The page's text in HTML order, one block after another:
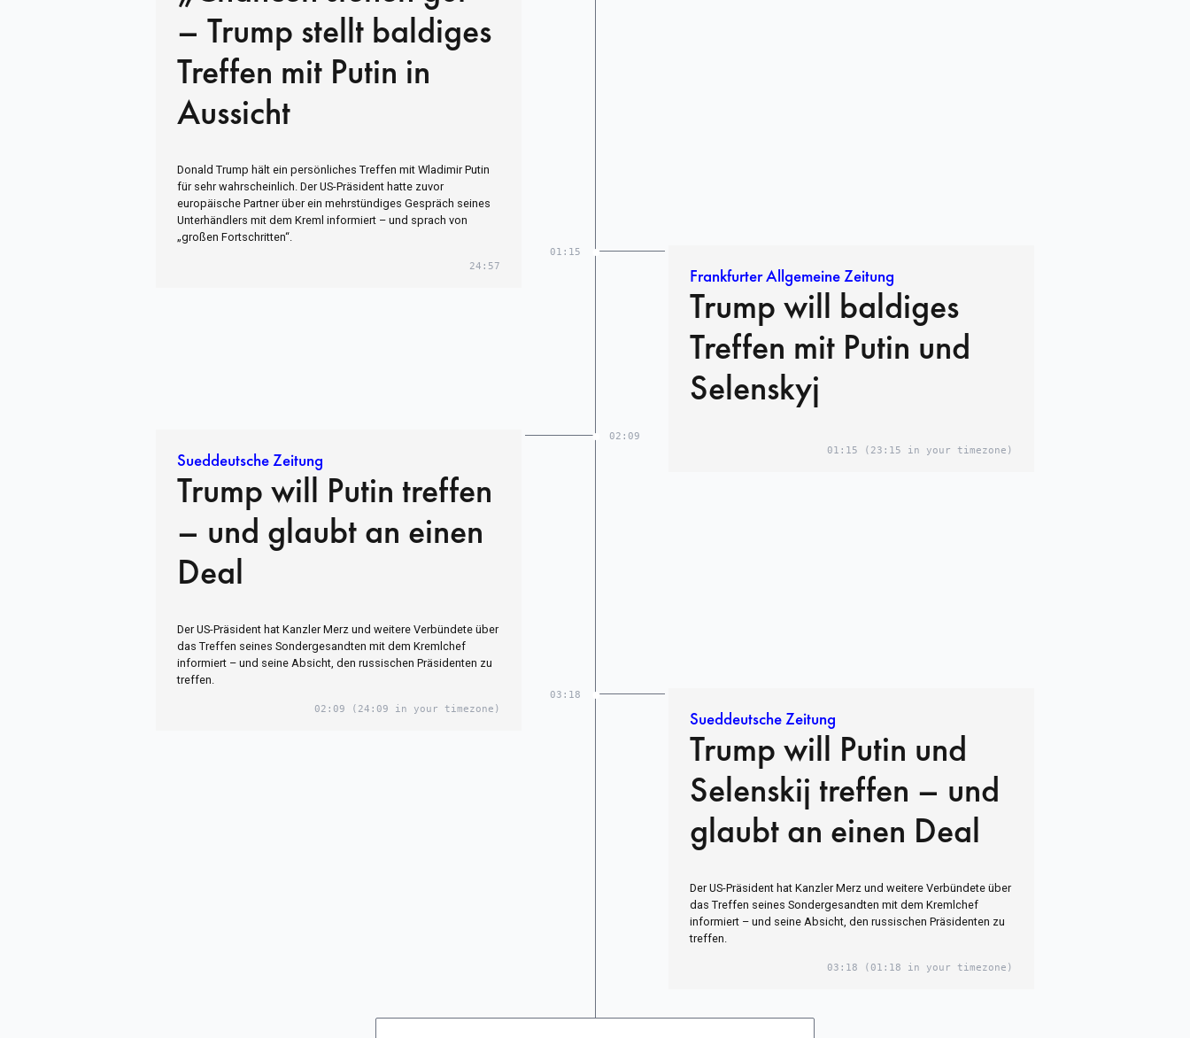
– Trump stellt baldiges
Treffen mit Putin in
Aussicht
Donald Trump hält ein persönliches Treffen mit Wladimir Putin
für sehr wahrscheinlich. Der US-Präsident hatte zuvor
europäische Partner über ein mehrstündiges Gespräch seines
Unterhändlers mit dem Kreml informiert – und sprach von
„großen Fortschritten“.
24:57
01:15
Frankfurter Allgemeine Zeitung
Trump will baldiges
Treffen mit Putin und
Selenskyj
01:15 (23:15 in your timezone)
02:09
Sueddeutsche Zeitung
Trump will Putin treffen
– und glaubt an einen
Deal
Der US-Präsident hat Kanzler Merz und weitere Verbündete über
das Treffen seines Sondergesandten mit dem Kremlchef
informiert – und seine Absicht, den russischen Präsidenten zu
treffen.
02:09 (24:09 in your timezone)
03:18
Sueddeutsche Zeitung
Trump will Putin und
Selenskij treffen – und
glaubt an einen Deal
Der US-Präsident hat Kanzler Merz und weitere Verbündete über
das Treffen seines Sondergesandten mit dem Kremlchef
informiert – und seine Absicht, den russischen Präsidenten zu
treffen.
03:18 (01:18 in your timezone)